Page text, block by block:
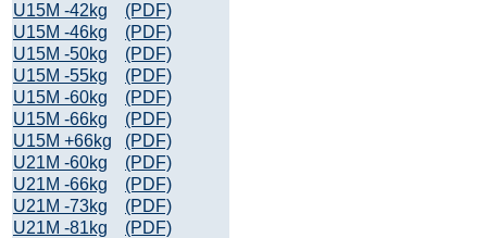
U15M -42kg
(PDF)
U15M -46kg
(PDF)
U15M -50kg
(PDF)
U15M -55kg
(PDF)
U15M -60kg
(PDF)
U15M -66kg
(PDF)
U15M +66kg
(PDF)
U21M -60kg
(PDF)
U21M -66kg
(PDF)
U21M -73kg
(PDF)
U21M -81kg
(PDF)